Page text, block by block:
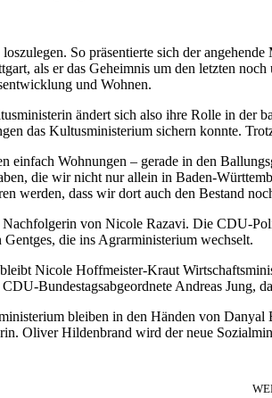
So präsentierte sich der
als er das Geheimnis um den letzten
und Wohnen.
ändert sich also ihre Rolle in der
das Kultusministerium sichern konnte.
einfach Wohnungen – gerade in den
die wir nicht nur allein in Baden-
werden, dass wir dort auch den Bestand
von Nicole Razavi. Die CDU-
die ins Agrarministerium wechselt.
Nicole Hoffmeister-Kraut
Bundestagsabgeordnete Andreas Jung,
bleiben in den Händen von
Oliver Hildenbrand wird der neue